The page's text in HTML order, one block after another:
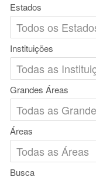
Estados
Instituições
Grandes Áreas
Áreas
Busca